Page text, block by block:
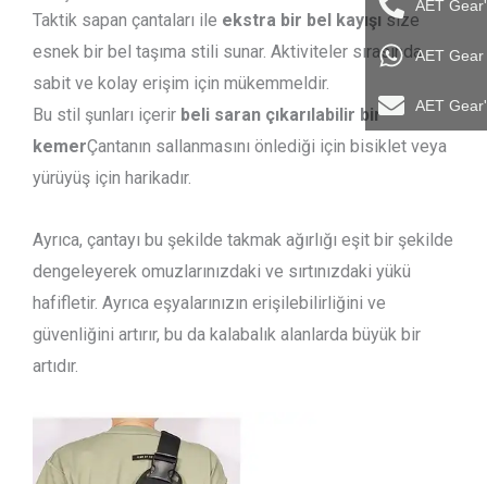
Taktik sapan çantaları ile ekstra bir bel kayışı size
esnek bir bel taşıma stili sunar. Aktiviteler sırasında
sabit ve kolay erişim için mükemmeldir.
Bu stil şunları içerir beli saran çıkarılabilir bir
kemerÇantanın sallanmasını önlediği için bisiklet veya
yürüyüş için harikadır.
Ayrıca, çantayı bu şekilde takmak ağırlığı eşit bir şekilde
dengeleyerek omuzlarınızdaki ve sırtınızdaki yükü
hafifletir. Ayrıca eşyalarınızın erişilebilirliğini ve
güvenliğini artırır, bu da kalabalık alanlarda büyük bir
artıdır.
AET
AET
AET